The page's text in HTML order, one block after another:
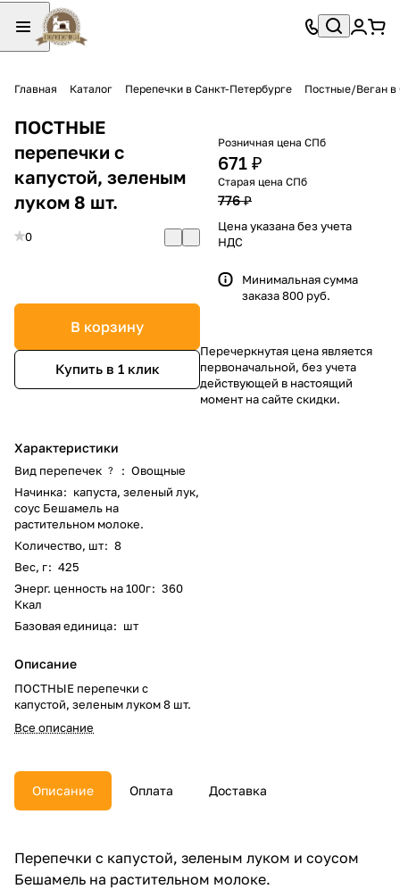
Главная Каталог Перепечки в Санкт-Петербурге Постные/Веган в
ПОСТНЫЕ
перепечки с
капустой, зеленым
луком 8 шт.
0
В корзину
Купить в 1 клик
Характеристики
Вид перепечек ? : Овощные
Начинка: капуста, зеленый лук,
соус Бешамель на
растительном молоке.
Количество, шт: 8
Вес, г: 425
Энерг. ценность на 100г: 360
Ккал
Базовая единица: шт
Описание
ПОСТНЫЕ перепечки с
капустой, зеленым луком 8 шт.
Все описание
Розничная цена СПб
671 ₽
Старая цена СПб
776 ₽
Цена указана без учета
НДС
Минимальная сумма
заказа 800 руб.
Перечеркнутая цена является
первоначальной, без учета
действующей в настоящий
момент на сайте скидки.
Описание Оплата Доставка
Перепечки с капустой, зеленым луком и соусом
Бешамель на растительном молоке.